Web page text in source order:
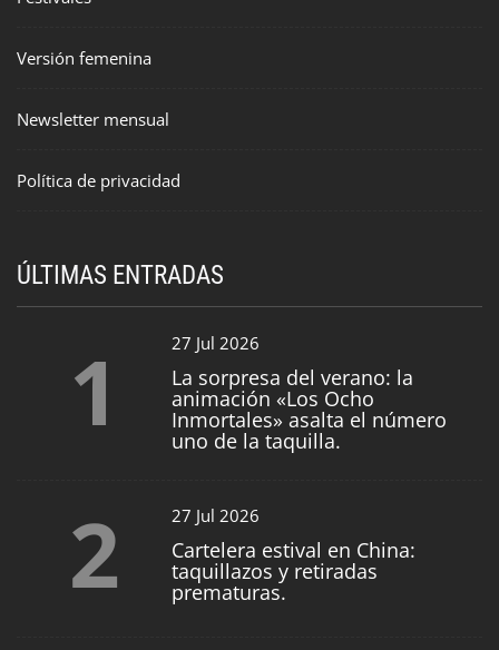
Versión femenina
Newsletter mensual
Política de privacidad
ÚLTIMAS ENTRADAS
1 27 Jul 2026
La sorpresa del verano: la
animación «Los Ocho
Inmortales» asalta el número
uno de la taquilla.
2 27 Jul 2026
Cartelera estival en China:
taquillazos y retiradas
prematuras.